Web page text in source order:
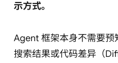
示方式。
Agent 框架本身不需要预
搜索结果或代码差异（